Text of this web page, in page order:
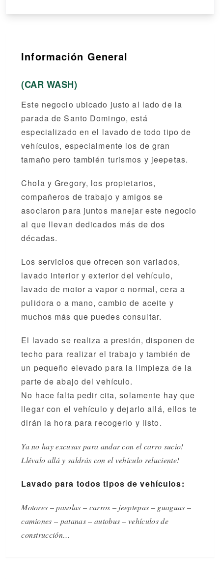
Información General
(CAR WASH)
Este negocio ubicado justo al lado de la
parada de Santo Domingo, está
especializado en el lavado de todo tipo de
vehículos, especialmente los de gran
tamaño pero también turismos y jeepetas.
Chola y Gregory, los propietarios,
compañeros de trabajo y amigos se
asociaron para juntos manejar este negocio
al que llevan dedicados más de dos
décadas.
Los servicios que ofrecen son variados,
lavado interior y exterior del vehículo,
lavado de motor a vapor o normal, cera a
pulidora o a mano, cambio de aceite y
muchos más que puedes consultar.
El lavado se realiza a presión, disponen de
techo para realizar el trabajo y también de
un pequeño elevado para la limpieza de la
parte de abajo del vehículo.
No hace falta pedir cita, solamente hay que
llegar con el vehículo y dejarlo allá, ellos te
dirán la hora para recogerlo y listo.
Ya no hay excusas para andar con el carro sucio!
Llévalo allá y saldrás con el vehículo reluciente!
Lavado para todos tipos de vehículos:
Motores – pasolas – carros – jeeptepas – guaguas –
camiones – patanas – autobus – vehículos de
construcción…